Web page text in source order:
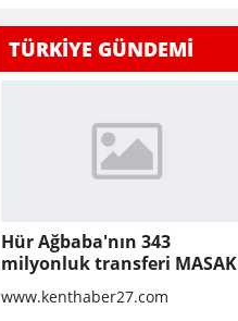
TÜRKİYE GÜNDEMİ
Hür Ağbaba'nın 343
milyonluk transferi MASAK
raporunda! Veli Ağbaba'ya
milyonlar gitmiş
www.kenthaber27.com